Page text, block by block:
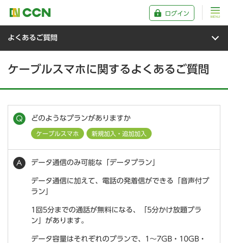
ログイン
よくあるご質問
ケーブルスマホに関するよくあるご質問
どのようなプランがありますか
ケーブルスマホ 新規加入・追加加入
データ通信のみ可能な「データプラン」
データ通信に加えて、電話の発着信ができる「音声付プ
ラン」
1回5分までの通話が無料になる、「5分かけ放題プラ
ン」があります。
データ容量はそれぞれのプランで、1～7GB・10GB・